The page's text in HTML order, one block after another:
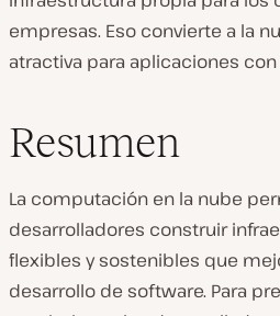
empresas. Eso convierte a la
atractiva para aplicaciones
Resumen
La computación en la nube
desarrolladores construir
flexibles y sostenibles que
desarrollo de software. Para